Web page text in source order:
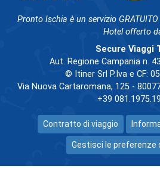
Pronto Ischia è un servizio
Hotel offerto
Secure Viaggi
Aut. Regione Campania n.
© Itiner Srl P.Iva e CF:
Via Nuova Cartaromana, 125 -
+39
Contratto di viaggio
Gestisci le preferenze